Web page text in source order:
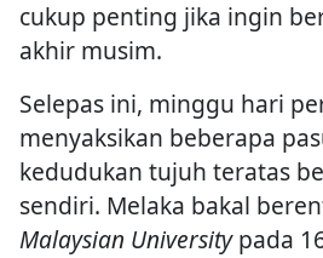
cukup penting jika ingin
akhir musim.
Selepas ini, minggu hari
menyaksikan beberapa
kedudukan tujuh teratas
sendiri. Melaka bakal
Malaysian Universitypada